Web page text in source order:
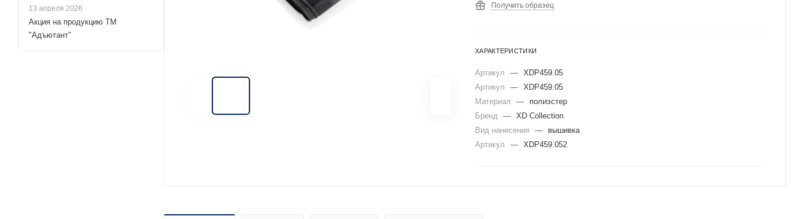
Получить образец
ХАРАКТЕРИСТИКИ
Артикул — XDP459.05
Артикул
— XDP459.05
Материал
—
полиэстер
Бренд
— XD Collection
Вид нанесения
—
вышивка
Артикул
— XDP459.052
13 апреля 2026
Акция на продукцию ТМ
"Адъютант"